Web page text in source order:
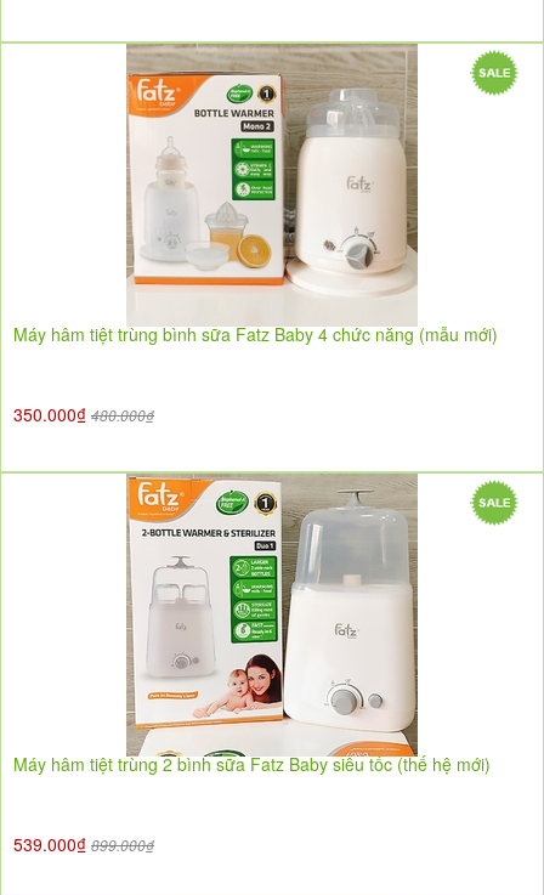
Máy hâm tiệt trùng bình sữa Fatz Baby 4 chức năng (mẫu mới)
350.000₫ 480.000₫
Máy hâm tiệt trùng 2 bình sữa Fatz Baby siêu tốc (thế hệ mới)
539.000₫ 899.000₫